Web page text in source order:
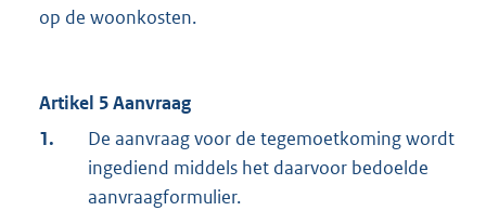
op de woonkosten.
Artikel 5 Aanvraag
1.
De aanvraag voor de tegemoetkoming wordt
ingediend middels het daarvoor bedoelde
aanvraagformulier.